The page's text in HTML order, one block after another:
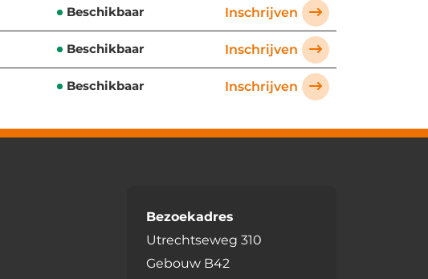
Beschikbaar Inschrijven
Beschikbaar Inschrijven
Beschikbaar Inschrijven
Bezoekadres
Utrechtseweg 310
Gebouw B42